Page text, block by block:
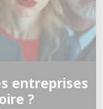
entreprises
?